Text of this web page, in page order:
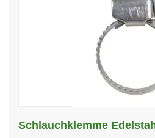
Schlauchklemme